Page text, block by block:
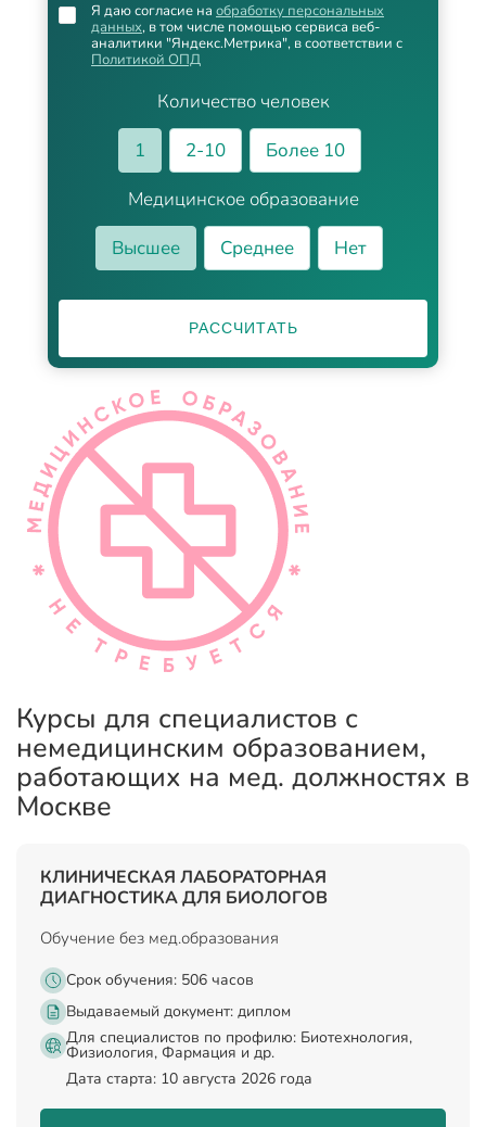
Количество человек
1
2-10
Более 10
Медицинское образование
Высшее
Среднее Нет
Я даю согласие на обработку персональных
данных, в том числе помощью сервиса веб-
аналитики "Яндекс.Метрика", в соответствии с
Политикой ОПД
РАССЧИТАТЬ
Курсы для специалистов с
немедицинским образованием,
работающих на мед. должностях в
Москве
КЛИНИЧЕСКАЯ ЛАБОРАТОРНАЯ
ДИАГНОСТИКА ДЛЯ БИОЛОГОВ
Обучение без мед.образования
Срок обучения: 506 часов
Выдаваемый документ: диплом
Для специалистов по профилю: Биотехнология,
Физиология, Фармация и др.
Дата старта: 10 августа 2026 года